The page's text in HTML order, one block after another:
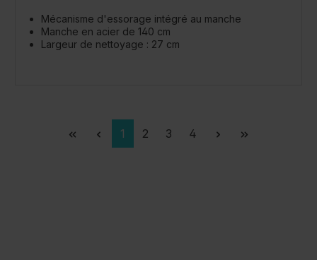
Mécanisme d'essorage intégré au manche
Manche en acier de 140 cm
Largeur de nettoyage : 27 cm
Page
1 Page
2 Page
3 Page
4